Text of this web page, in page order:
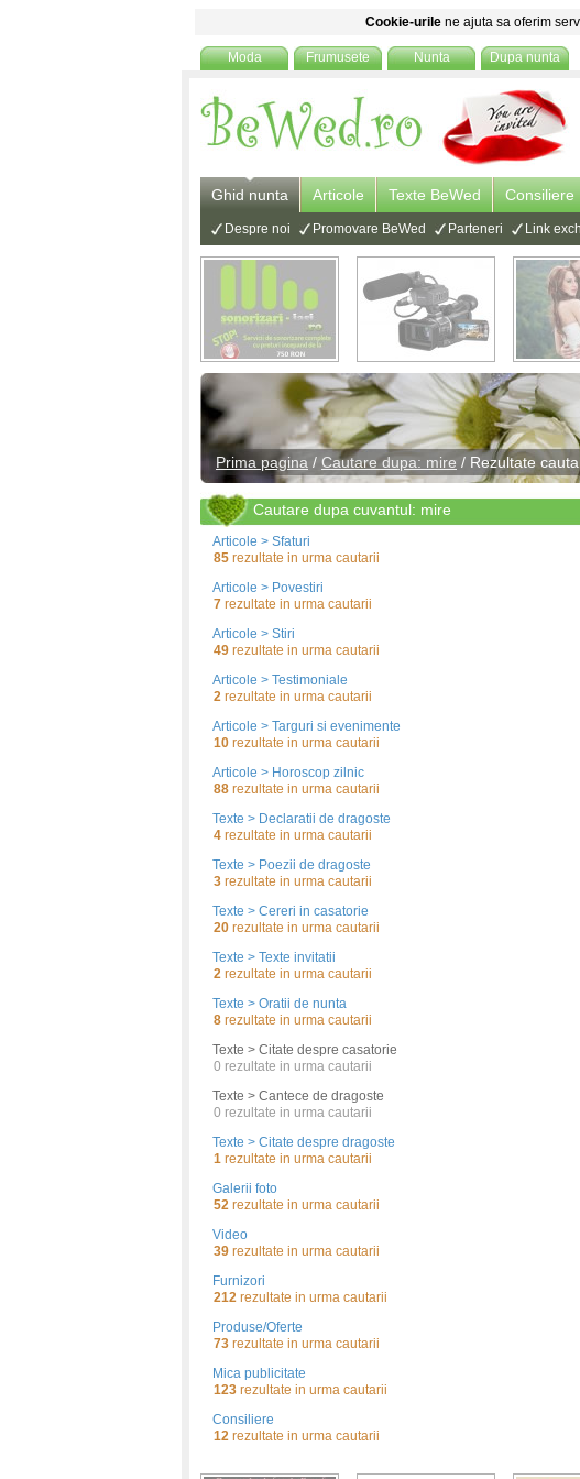
Cookie-urile ne ajuta sa oferim
Moda Frumusete Nunta Dupa nunta
Ghid nunta Articole Texte BeWed Consiliere
Despre noi Promovare BeWed Parteneri Link
Prima pagina / Cautare dupa: mire / Rezultate
Cautare dupa cuvantul: mire
Articole > Sfaturi
85 rezultate in urma cautarii
Articole > Povestiri
7 rezultate in urma cautarii
Articole > Stiri
49 rezultate in urma cautarii
Articole > Testimoniale
2 rezultate in urma cautarii
Articole > Targuri si evenimente
10 rezultate in urma cautarii
Articole > Horoscop zilnic
88 rezultate in urma cautarii
Texte > Declaratii de dragoste
4 rezultate in urma cautarii
Texte > Poezii de dragoste
3 rezultate in urma cautarii
Texte > Cereri in casatorie
20 rezultate in urma cautarii
Texte > Texte invitatii
2 rezultate in urma cautarii
Texte > Oratii de nunta
8 rezultate in urma cautarii
Texte > Citate despre casatorie
0 rezultate in urma cautarii
Texte > Cantece de dragoste
0 rezultate in urma cautarii
Texte > Citate despre dragoste
1 rezultate in urma cautarii
Galerii foto
52 rezultate in urma cautarii
Video
39 rezultate in urma cautarii
Furnizori
212 rezultate in urma cautarii
Produse/Oferte
73 rezultate in urma cautarii
Mica publicitate
123 rezultate in urma cautarii
Consiliere
12 rezultate in urma cautarii